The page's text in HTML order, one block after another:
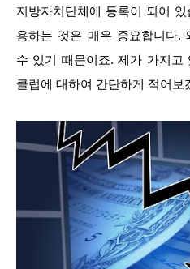
지방자치단체에 등록이 되어
용하는 것은 매우 중요합니다.
수 있기 때문이죠. 제가 가지고
클럽에 대하여 간단하게 적어보